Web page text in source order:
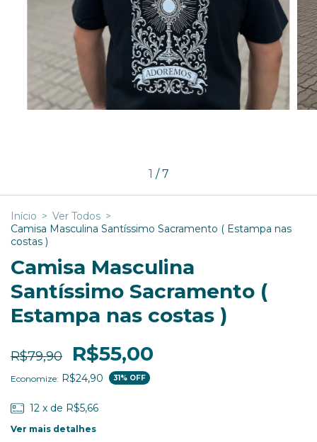
1 /7
Início > Ver Todos >
Camisa Masculina Santíssimo Sacramento ( Estampa nas
costas )
Camisa Masculina
Santíssimo Sacramento (
Estampa nas costas )
R$79,90 R$55,00
Economize: R$24,90 31 % OFF
12 x de R$5,66
Ver mais detalhes